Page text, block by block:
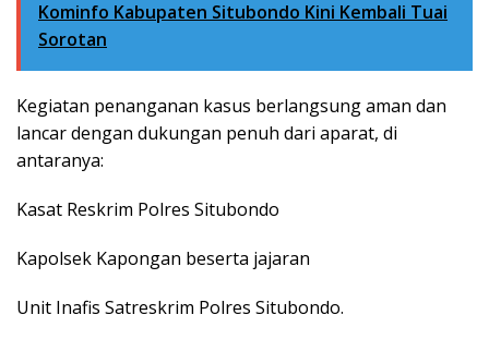
Kominfo Kabupaten Situbondo Kini Kembali Tuai
Sorotan
Kegiatan penanganan kasus berlangsung aman dan
lancar dengan dukungan penuh dari aparat, di
antaranya:
Kasat Reskrim Polres Situbondo
Kapolsek Kapongan beserta jajaran
Unit Inafis Satreskrim Polres Situbondo.